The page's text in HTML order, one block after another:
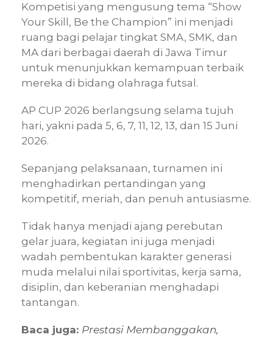
Kompetisi yang mengusung tema “Show
Your Skill, Be the Champion” ini menjadi
ruang bagi pelajar tingkat SMA, SMK, dan
MA dari berbagai daerah di Jawa Timur
untuk menunjukkan kemampuan terbaik
mereka di bidang olahraga futsal.
AP CUP 2026 berlangsung selama tujuh
hari, yakni pada 5, 6, 7, 11, 12, 13, dan 15 Juni
2026.
Sepanjang pelaksanaan, turnamen ini
menghadirkan pertandingan yang
kompetitif, meriah, dan penuh antusiasme.
Tidak hanya menjadi ajang perebutan
gelar juara, kegiatan ini juga menjadi
wadah pembentukan karakter generasi
muda melalui nilai sportivitas, kerja sama,
disiplin, dan keberanian menghadapi
tantangan.
Baca juga: Prestasi Membanggakan,